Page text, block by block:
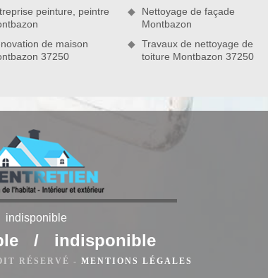
Entretien 37, une entreprise de
soit en construction ou en
terrasse et ce, quelle que soit
peinture, peintre
de maison
37250
Nettoyage de façade
Montbazon
Travaux de nettoyage de
toiture Montbazon 37250
indisponible
/ indisponible
RÉSERVÉ - MENTIONS LÉGALES